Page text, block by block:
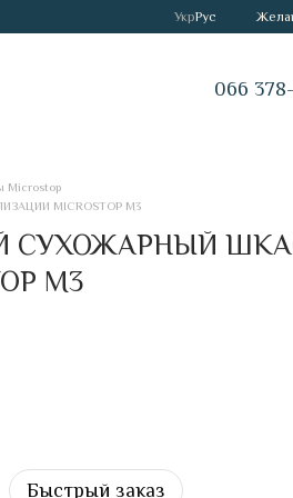
УкрРус
066
Microstop
MICROSTOP M3
СУХОЖАРНЫЙ
M3
Быстрый заказ